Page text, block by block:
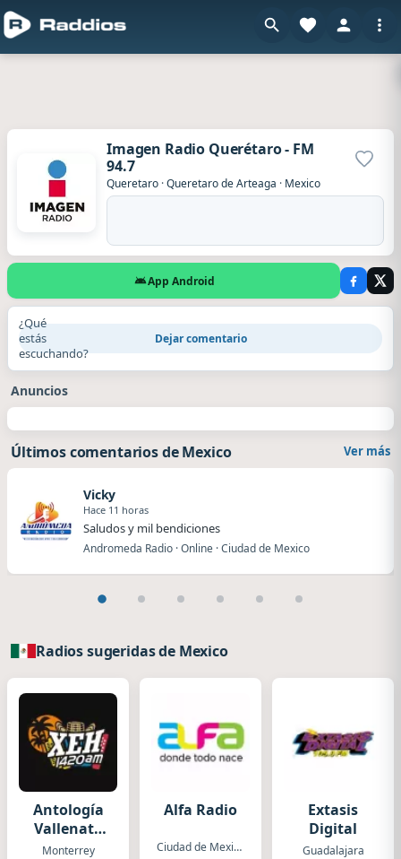
Imagen Radio Querétaro - FM
94.7
Queretaro ·Queretaro de Arteaga · Mexico
App Android
¿Qué
estás
escuchando?
Dejar comentario
Anuncios
Últimos comentarios de Mexico Ver más
Vicky
Hace 11 horas
Saludos y mil bendiciones
Andromeda Radio · Online · Ciudad de Mexico
Radios sugeridas de Mexico
Antología
Vallenata
XEH
Monterrey
Alfa Radio
Ciudad de Mexico
Extasis
Digital
Guadalajara